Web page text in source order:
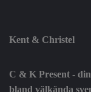
Kent & Christel
C & K Present -
bland välkända